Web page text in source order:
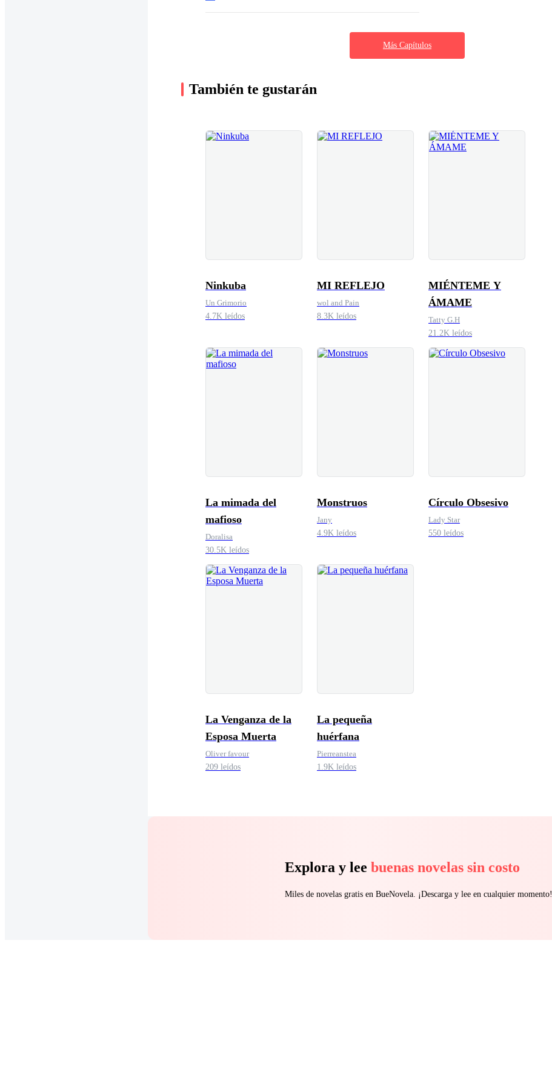
Más Capítulos
También te gustarán
Ninkuba
Un Grimorio
4.7K leídos
MI REFLEJO
wol and Pain
8.3K leídos
MIÉNTEME Y
ÁMAME
Tatty G.H
21.2K leídos
La mimada del
mafioso
Doralisa
30.5K leídos
Monstruos
Jany
4.9K leídos
Círculo Obsesivo
Lady Star
550 leídos
La Venganza de la
Esposa Muerta
Oliver favour
209 leídos
La pequeña
huérfana
Pierreanstea
1.9K leídos
Explora y lee buenas novelas sin costo
Miles de novelas gratis en BueNovela. ¡Descarga y lee en cualquier momento!